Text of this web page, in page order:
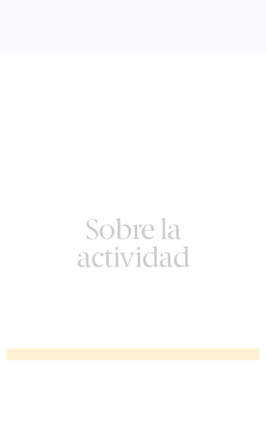
Sobre la
actividad